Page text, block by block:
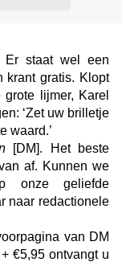
Er staat wel een
krant gratis. Klopt
lijmer, Karel
‘Zet uw brilletje
waard.’
[DM]. Het beste
af. Kunnen we
onze geliefde
naar redactionele
van DM
€5,95 ontvangt u